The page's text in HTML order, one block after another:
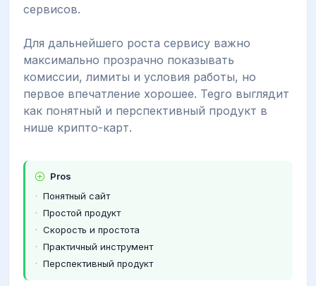
сервисов.
Для дальнейшего роста сервису важно
максимально прозрачно показывать
комиссии, лимиты и условия работы, но
первое впечатление хорошее. Tegro выглядит
как понятный и перспективный продукт в
нише крипто-карт.
Pros
Понятный сайт
Простой продукт
Скорость и простота
Практичный инструмент
Перспективный продукт